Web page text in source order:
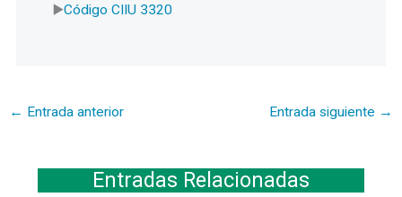
Código CIIU 3320
← Entrada anterior Entrada siguiente →
Entradas Relacionadas